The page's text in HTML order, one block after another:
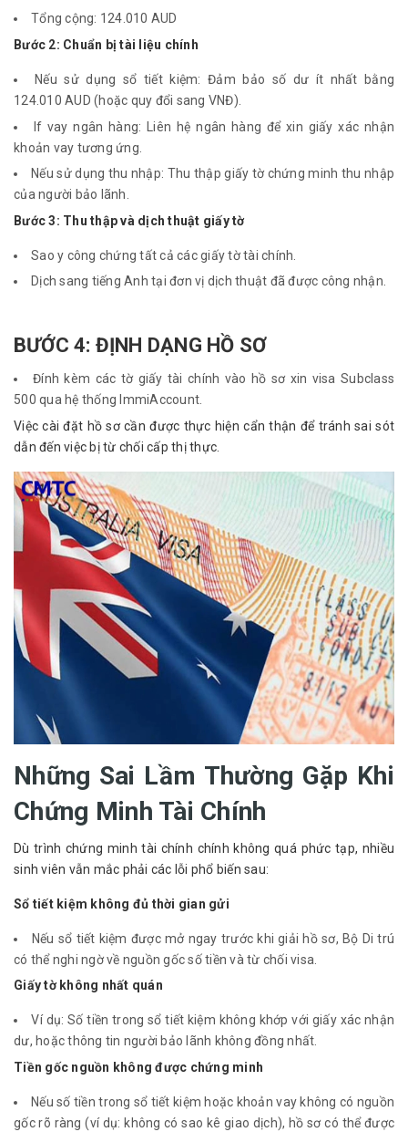
Tổng cộng: 124.010 AUD
Bước 2: Chuẩn bị tài liệu chính
Nếu sử dụng sổ tiết kiệm: Đảm bảo số dư ít nhất bằng
124.010 AUD (hoặc quy đổi sang VNĐ).
If vay ngân hàng: Liên hệ ngân hàng để xin giấy xác nhận
khoản vay tương ứng.
Nếu sử dụng thu nhập: Thu thập giấy tờ chứng minh thu nhập
của người bảo lãnh.
Bước 3: Thu thập và dịch thuật giấy tờ
Sao y công chứng tất cả các giấy tờ tài chính.
Dịch sang tiếng Anh tại đơn vị dịch thuật đã được công nhận.
BƯỚC 4: ĐỊNH DẠNG HỒ SƠ
Đính kèm các tờ giấy tài chính vào hồ sơ xin visa Subclass
500 qua hệ thống ImmiAccount.
Việc cài đặt hồ sơ cần được thực hiện cẩn thận để tránh sai sót
dẫn đến việc bị từ chối cấp thị thực.
Những Sai Lầm Thường Gặp Khi
Chứng Minh Tài Chính
Dù trình chứng minh tài chính chính không quá phức tạp, nhiều
sinh viên vẫn mắc phải các lỗi phổ biến sau:
Sổ tiết kiệm không đủ thời gian gửi
Nếu sổ tiết kiệm được mở ngay trước khi giải hồ sơ, Bộ Di trú
có thể nghi ngờ về nguồn gốc số tiền và từ chối visa.
Giấy tờ không nhất quán
Ví dụ: Số tiền trong sổ tiết kiệm không khớp với giấy xác nhận
dư, hoặc thông tin người bảo lãnh không đồng nhất.
Tiền gốc nguồn không được chứng minh
Nếu số tiền trong sổ tiết kiệm hoặc khoản vay không có nguồn
gốc rõ ràng (ví dụ: không có sao kê giao dịch), hồ sơ có thể được